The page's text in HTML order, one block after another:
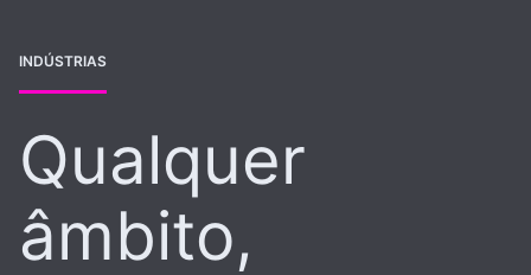
INDÚSTRIAS
Qualquer
âmbito,